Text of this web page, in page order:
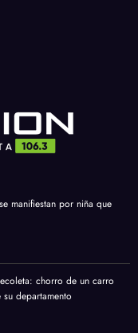
manifiestan por niña que
chorro de un carro
departamento